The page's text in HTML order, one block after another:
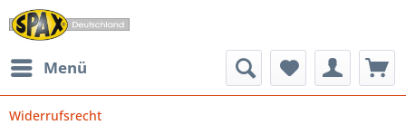
Menü
Widerrufsrecht